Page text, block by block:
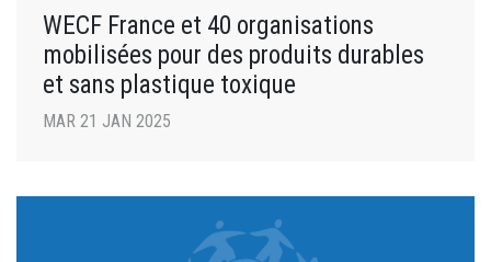
WECF France et 40 organisations
mobilisées pour des produits durables
et sans plastique toxique
MAR 21 JAN 2025